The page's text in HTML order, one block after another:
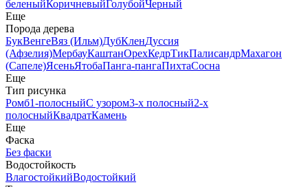
беленыйКоричневыйГолубойЧерный
Еще
Порода дерева
БукВенгеВяз (Ильм)ДубКленДуссия
(Афзелия)МербауКаштанОрехКедрТикПалисандрМахагон
(Сапеле)ЯсеньЯтобаПанга-пангаПихтаСосна
Еще
Тип рисунка
Ромб1-полосныйС узором3-х полосный2-х
полосныйКвадратКамень
Еще
Фаска
Без фаски
Водостойкость
ВлагостойкийВодостойкий